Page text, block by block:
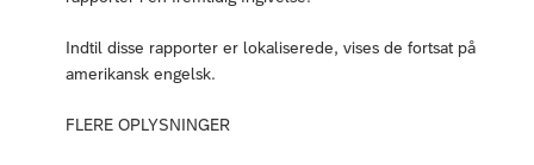
Indtil disse rapporter er lokaliserede, vises de fortsat på
amerikansk engelsk.
FLERE OPLYSNINGER